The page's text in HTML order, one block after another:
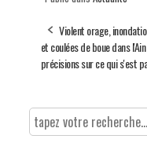
Violent orage,
et coulées de boue dans
précisions sur ce qui s'est